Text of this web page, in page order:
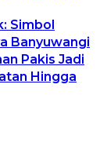
Simbol
Banyuwangi
Pakis Jadi
Hingga